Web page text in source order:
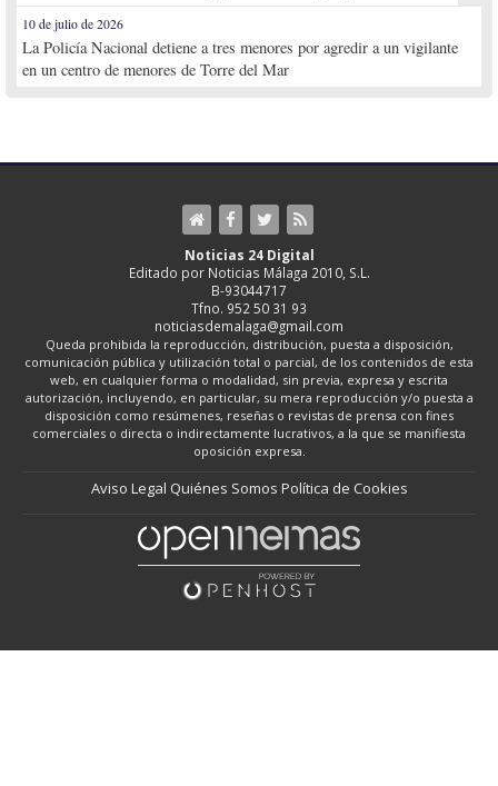
10 de julio de 2026
La Policía Nacional detiene a tres menores por agredir a un vigilante
en un centro de menores de Torre del Mar
Noticias 24 Digital
Editado por Noticias Málaga 2010, S.L.
B-93044717
Tfno. 952 50 31 93
noticiasdemalaga@gmail.com
Queda prohibida la reproducción, distribución, puesta a disposición,
comunicación pública y utilización total o parcial, de los contenidos de esta
web, en cualquier forma o modalidad, sin previa, expresa y escrita
autorización, incluyendo, en particular, su mera reproducción y/o puesta a
disposición como resúmenes, reseñas o revistas de prensa con fines
comerciales o directa o indirectamente lucrativos, a la que se manifiesta
oposición expresa.
Aviso Legal Quiénes Somos Política de Cookies